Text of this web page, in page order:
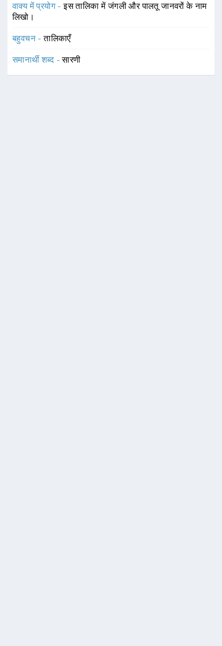
वाक्य में प्रयोग -इस तालिका में जंगली और पालतू जानवरों के नाम
लिखो।
बहुवचन -तालिकाएँ
समानार्थी शब्द -सारणी